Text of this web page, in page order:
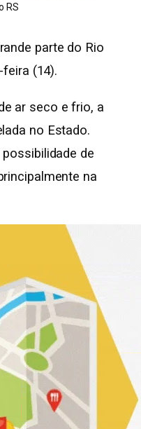
RS
parte do Rio
(14).
ar seco e frio, a
no Estado.
de
na